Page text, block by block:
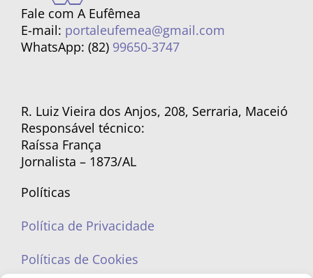
Fale com A Eufêmea
E-mail: portaleufemea@gmail.com
WhatsApp: (82) 99650-3747
R. Luiz Vieira dos Anjos, 208, Serraria, Maceió
Responsável técnico:
Raíssa França
Jornalista – 1873/AL
Políticas
Política de Privacidade
Políticas de Cookies